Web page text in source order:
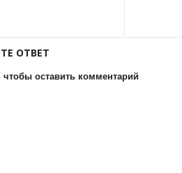
ОТВЕТ
чтобы оставить комментарий